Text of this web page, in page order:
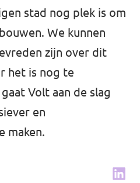
stad nog plek is om
We kunnen
zijn over dit
het is nog te
Volt aan de slag
en
maken.